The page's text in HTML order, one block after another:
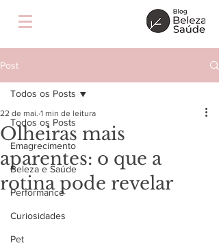
Post
Todos os Posts
Emagrecimento
Beleza e Saúde
Performance
Curiosidades
Pet
Todos os Posts
Olheiras mais
aparentes: o que a
rotina pode revelar
22 de mai. 1 min de leitura